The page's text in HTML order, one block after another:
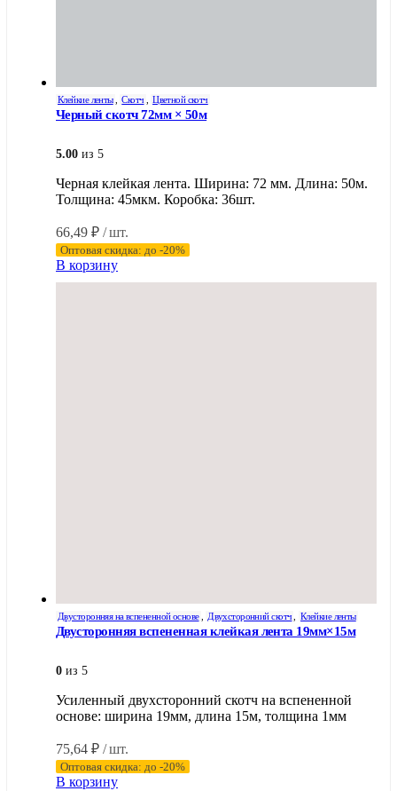
Клейкие ленты, Скотч , Цветной скотч
Черный скотч 72мм × 50м
5.00 из 5
Черная клейкая лента. Ширина: 72 мм. Длина: 50м.
Толщина: 45мкм. Коробка: 36шт.
66,49 ₽ / шт.
Оптовая скидка: до -20%
В корзину
Двусторонняя на вспененной основе , Двухсторонний скотч, Клейкие ленты
Двусторонняя вспененная клейкая лента 19мм×15м
0 из 5
Усиленный двухсторонний скотч на вспененной
основе: ширина 19мм, длина 15м, толщина 1мм
75,64 ₽ / шт.
Оптовая скидка: до -20%
В корзину